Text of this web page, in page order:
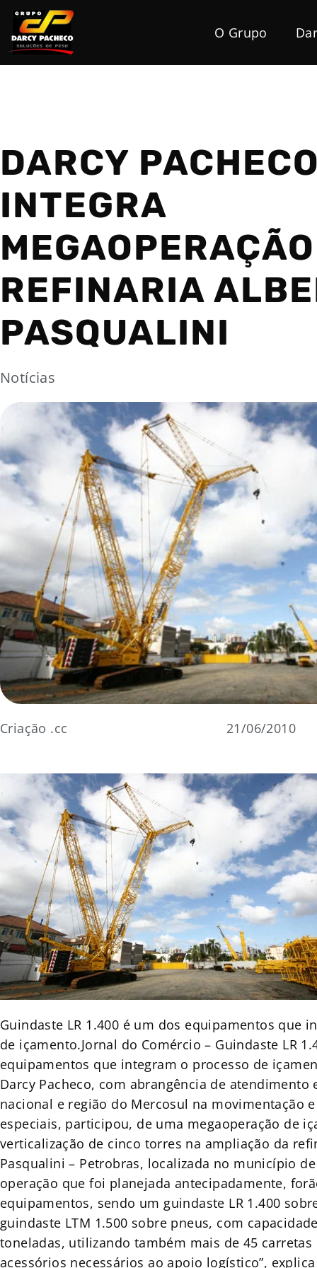
O Grupo
DARCY
INTEGRA
REFINARIA
PASQUALINI
Notícias
Criação .cc 21/06/2010
Guindaste LR 1.400 é um dos equipamentos que
de içamento.Jornal do Comércio – Guindaste LR
equipamentos que integram o processo de
Darcy Pacheco, com abrangência de
nacional e região do Mercosul na movimentação
especiais, participou, de uma megaoperação de
verticalização de cinco torres na ampliação da
Pasqualini – Petrobras, localizada no município de
operação que foi planejada antecipadamente,
equipamentos, sendo um guindaste LR 1.400
guindaste LTM 1.500 sobre pneus, com
toneladas, utilizando também mais de 45
acessórios necessários ao apoio logístico”,